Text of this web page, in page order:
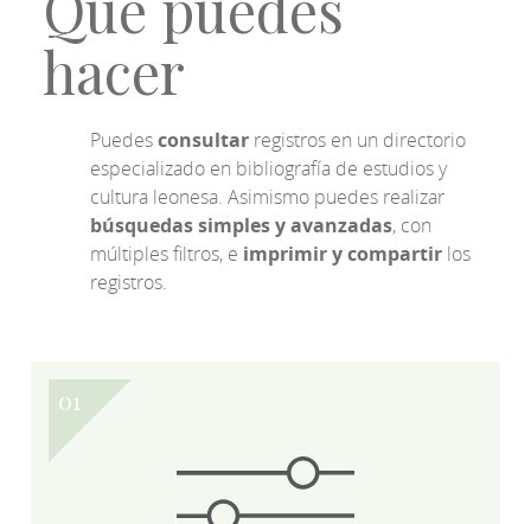
hacer
Puedesconsultar registros en un directorio
especializado en bibliografía de estudios y
cultura leonesa. Asimismo puedes realizar
búsquedas simples y avanzadas, con
múltiples filtros, e imprimir y compartir los
registros.